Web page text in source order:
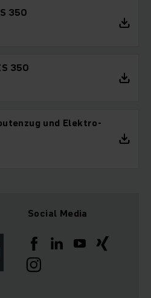
350
350
und Elektro-
Social Media